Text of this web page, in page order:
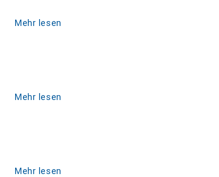
Mehr lesen
Mehr lesen
Mehr lesen